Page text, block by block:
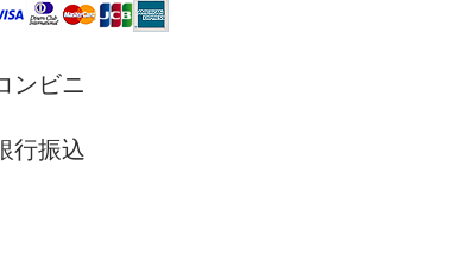
ンビニ
行振込